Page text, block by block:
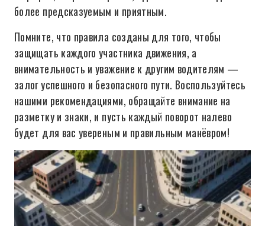
более предсказуемым и приятным.
Помните, что правила созданы для того, чтобы
защищать каждого участника движения, а
внимательность и уважение к другим водителям —
залог успешного и безопасного пути. Воспользуйтесь
нашими рекомендациями, обращайте внимание на
разметку и знаки, и пусть каждый поворот налево
будет для вас увереным и правильным манёвром!